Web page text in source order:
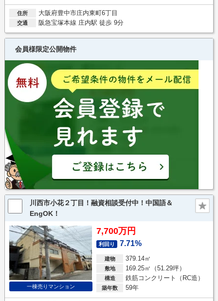
住所 大阪府豊中市庄内東町6丁目
交通 阪急宝塚本線 庄内駅 徒歩 9分
会員様限定公開物件
川西市小花２丁目！融資相談受付中！中国語＆
EngOK！
一棟売りマンション
7,700万円
利回り 7.71%
建物 379.14㎡
敷地 169.25㎡（51.29坪）
構造 鉄筋コンクリート（RC造）
築年数 59年